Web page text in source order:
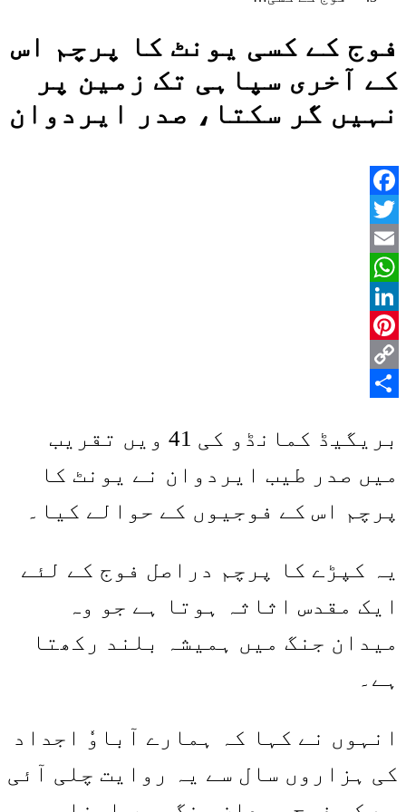
فوج کے کسی یونٹ کا پرچم اس
کے آخری سپاہی تک زمین پر
نہیں گر سکتا، صدر ایردوان
Facebook
Twitter
Email
WhatsApp
LinkedIn
Pinterest
Copy
بریگیڈ کمانڈو کی 41 ویں تقریب
میں صدر طیب ایردوان نے یونٹ کا
پرچم اس کے فوجیوں کے حوالے کیا۔
یہ کپڑے کا پرچم دراصل فوج کے لئے
ایک مقدس اثاثہ ہوتا ہے جو وہ
میدان جنگ میں ہمیشہ بلند رکھتا
ہے۔
انہوں نے کہا کہ ہمارے آباوٗ اجداد
کی ہزاروں سال سے یہ روایت چلی آئی